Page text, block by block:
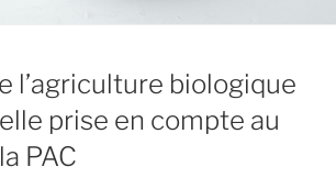
l’agriculture biologique
prise en compte au
PAC